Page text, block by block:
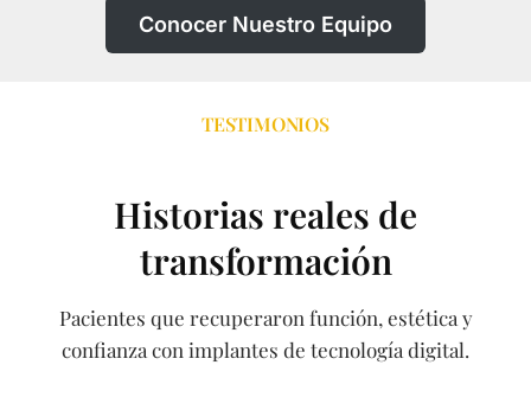
Conocer Nuestro Equipo
TESTIMONIOS
Historias reales de
transformación
Pacientes que recuperaron función, estética y
confianza con implantes de tecnología digital.